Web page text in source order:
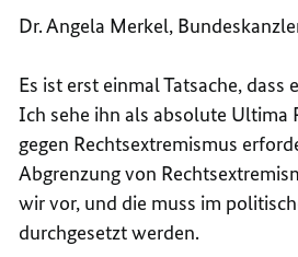
Dr. Angela Merkel,
Es ist erst einmal Tatsache, dass
Ich sehe ihn als absolute Ultima
gegen Rechtsextremismus
Abgrenzung von
wir vor, und die muss im
durchgesetzt werden.